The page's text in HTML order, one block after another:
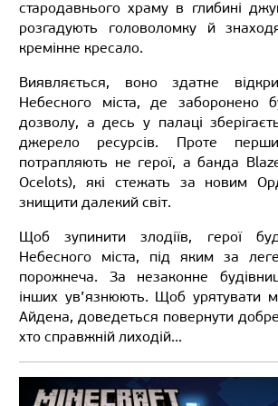
стародавнього храму в глибині
розгадують головоломку й
кремінне кресало.
Виявляється, воно здатне
Небесного міста, де заборонено
дозволу, а десь у палаці
джерело ресурсів. Проте
потрапляють не герої, а банда
Ocelots), які стежать за новим
знищити далекий світ.
Щоб зупинити злодіїв, герої
Небесного міста, під яким за
порожнеча. За незаконне
інших ув’язнюють. Щоб урятувати
Айдена, доведеться повернути
хто справжній лиходій...